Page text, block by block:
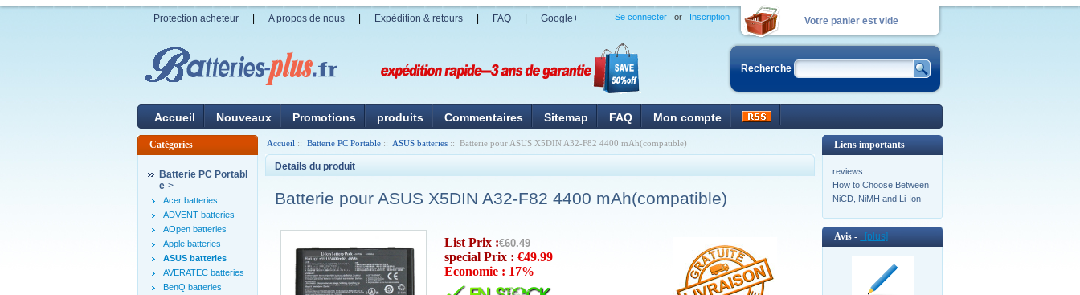
Protection acheteur A propos de nous Expédition & retours FAQ Google+ Votre panier est vide
Se connecter or Inscription
Recherche
Accueil Nouveaux Promotions produits Commentaires Sitemap FAQ Mon compte
Catégories
Batterie PC Portabl
e->
Acer batteries
ADVENT batteries
AOpen batteries
Apple batteries
ASUS batteries
AVERATEC batteries
BenQ batteries
Accueil :: Batterie PC Portable :: ASUS batteries :: Batterie pour ASUS X5DIN A32-F82 4400 mAh(compatible)
Details du produit
Batterie pour ASUS X5DIN A32-F82 4400 mAh(compatible)
List Prix :€60.49
special Prix : €49.99
Economie : 17%
Liens importants
reviews
How to Choose Between
NiCD, NiMH and Li-Ion
Avis - [plus]